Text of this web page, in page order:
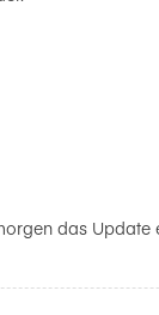
das Update